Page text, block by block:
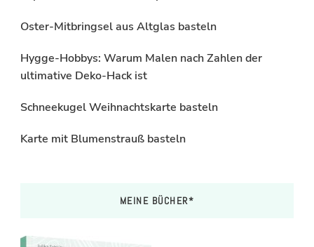
Oster-Mitbringsel aus Altglas basteln
Hygge-Hobbys: Warum Malen nach Zahlen der
ultimative Deko-Hack ist
Schneekugel Weihnachtskarte basteln
Karte mit Blumenstrauß basteln
MEINE BÜCHER*